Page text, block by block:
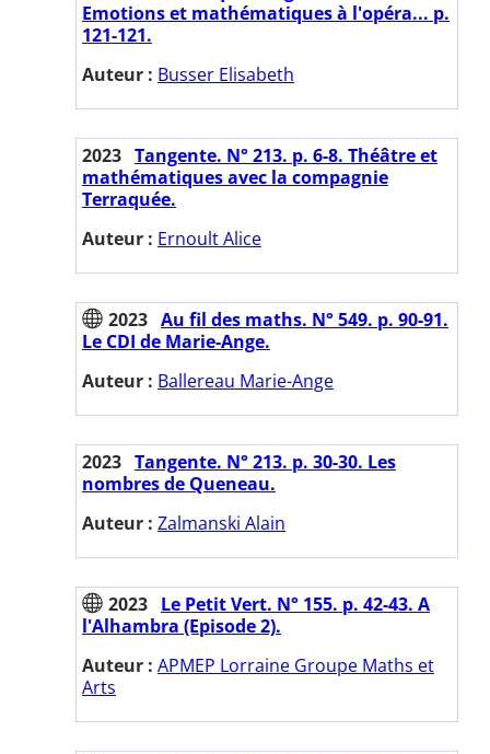
Emotions et mathématiques à l'opéra... p.
121-121.
Auteur : Busser Elisabeth
2023 Tangente. N° 213. p. 6-8. Théâtre et
mathématiques avec la compagnie
Terraquée.
Auteur : Ernoult Alice
2023 Au fil des maths. N° 549. p. 90-91.
Le CDI de Marie-Ange.
Auteur : Ballereau Marie-Ange
2023 Tangente. N° 213. p. 30-30. Les
nombres de Queneau.
Auteur : Zalmanski Alain
2023 Le Petit Vert. N° 155. p. 42-43. A
l'Alhambra (Episode 2).
Auteur : APMEP Lorraine Groupe Maths et
Arts